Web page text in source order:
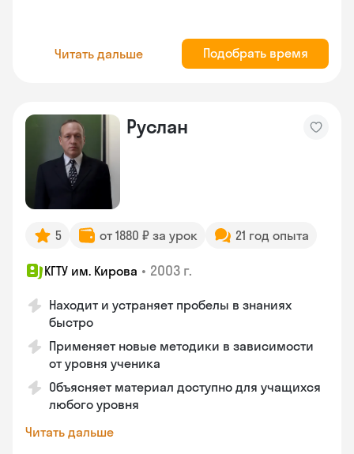
Читать дальше Подобрать время
Руслан
5 от 1880 ₽ за урок 21 год опыта
КГТУ им. Кирова • 2003 г.
Находит и устраняет пробелы в знаниях
быстро
Применяет новые методики в зависимости
от уровня ученика
Объясняет материал доступно для учащихся
любого уровня
Читать дальше